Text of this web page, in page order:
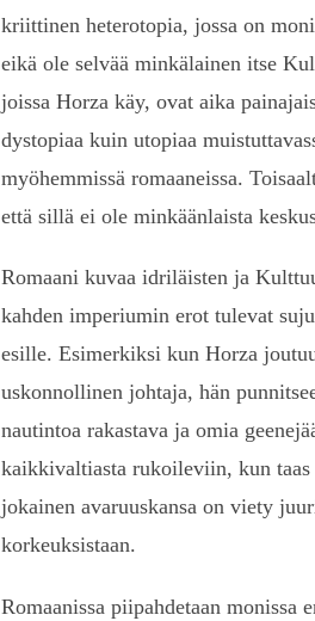
kriittinen heterotopia, jossa on
eikä ole selvää minkälainen itse
joissa Horza käy, ovat aika
dystopiaa kuin utopiaa
myöhemmissä romaaneissa.
että sillä ei ole minkäänlaista
Romaani kuvaa idriläisten ja
kahden imperiumin erot tulevat
esille. Esimerkiksi kun Horza
uskonnollinen johtaja, hän
nautintoa rakastava ja omia
kaikkivaltiasta rukoileviin, kun
jokainen avaruuskansa on viety
korkeuksistaan.
Romaanissa piipahdetaan monissa